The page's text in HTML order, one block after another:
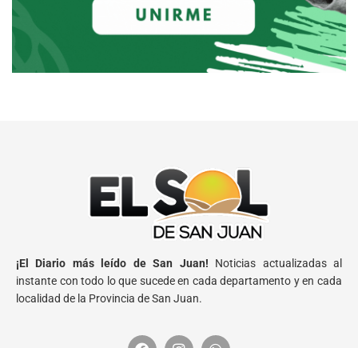
¡El Diario más leído de San Juan! Noticias actualizadas al
instante con todo lo que sucede en cada departamento y en cada
localidad de la Provincia de San Juan.